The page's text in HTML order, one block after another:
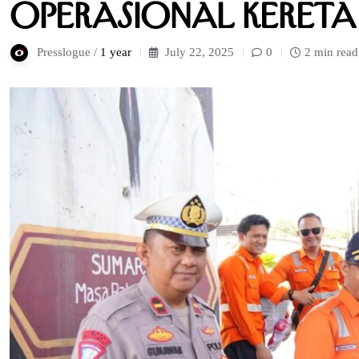
Operasional Kereta
Presslogue / 1 year July 22, 2025 0 2 min read